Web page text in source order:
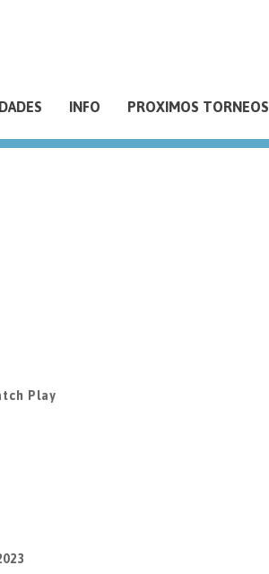
INFO PROXIMOS TORNEOS
Play